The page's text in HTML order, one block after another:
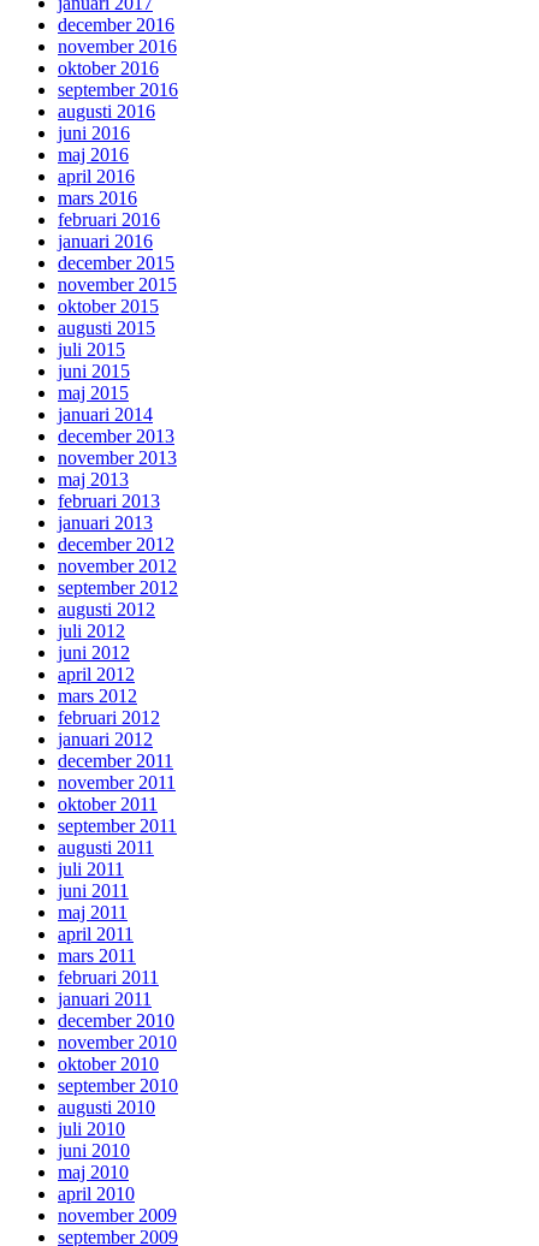
december 2016
november 2016
oktober 2016
september 2016
augusti 2016
juni 2016
maj 2016
april 2016
mars 2016
februari 2016
januari 2016
december 2015
november 2015
oktober 2015
augusti 2015
juli 2015
juni 2015
maj 2015
januari 2014
december 2013
november 2013
maj 2013
februari 2013
januari 2013
december 2012
november 2012
september 2012
augusti 2012
juli 2012
juni 2012
april 2012
mars 2012
februari 2012
januari 2012
december 2011
november 2011
oktober 2011
september 2011
augusti 2011
juli 2011
juni 2011
maj 2011
april 2011
mars 2011
februari 2011
januari 2011
december 2010
november 2010
oktober 2010
september 2010
augusti 2010
juli 2010
juni 2010
maj 2010
april 2010
november 2009
september 2009